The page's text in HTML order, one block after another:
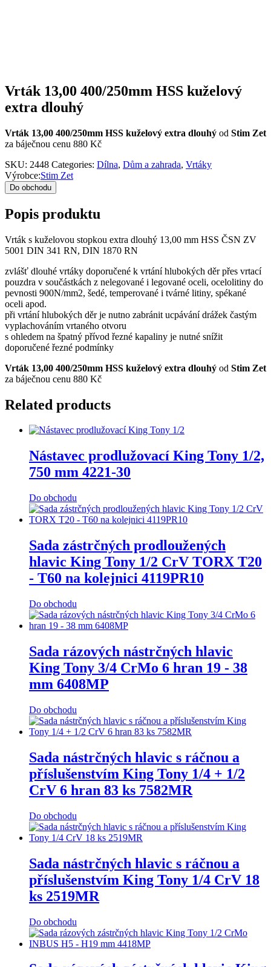
Vrták 13,00 400/250mm HSS kuželový
extra dlouhý
Vrták 13,00 400/250mm HSS kuželový extra dlouhý od Stim Zet
za báječnou cenu 880 Kč
SKU: 2448 Categories: Dílna, Dům a zahrada, Vrtáky
Výrobce:Stim Zet
Do obchodu
Popis produktu
Vrták s kuželovou stopkou extra dlouhý 13,00 mm HSS ČSN ZV
5001 DIN 341 RN, DIN 1870 RN
zvlášť dlouhé vrtáky doporučené k vrtání hlubokých děr přes vrtací
pouzdra v součástkách z nelegované i legované oceli, ocelolitiny do
pevnosti 900N/mm2, šedé, temperované i tvárné litiny, spékané
oceli apod.
při vrtání hlubokých děr je nutno zabránit ucpávání drážek častým
vyplachováním vrtaného otvoru
s ohledem na špatný přívod řezné kapaliny je nutné snížit
doporučené řezné podmínky
Vrták 13,00 400/250mm HSS kuželový extra dlouhý od Stim Zet
za báječnou cenu 880 Kč
Related products
Nástavec prodlužovací King Tony 1/2,
750 mm 4221-30
Do obchodu
Sada zástrčných prodloužených
hlavic King Tony 1/2 CrV TORX T20
- T60 na kolejnici 4119PR10
Do obchodu
Sada rázových nástrčných hlavic
King Tony 3/4 CrMo 6 hran 19 - 38
mm 6408MP
Do obchodu
Sada nástrčných hlavic s ráčnou a
příslušenstvím King Tony 1/4 + 1/2
CrV 6 hran 83 ks 7582MR
Do obchodu
Sada nástrčných hlavic s ráčnou a
příslušenstvím King Tony 1/4 CrV 18
ks 2519MR
Do obchodu